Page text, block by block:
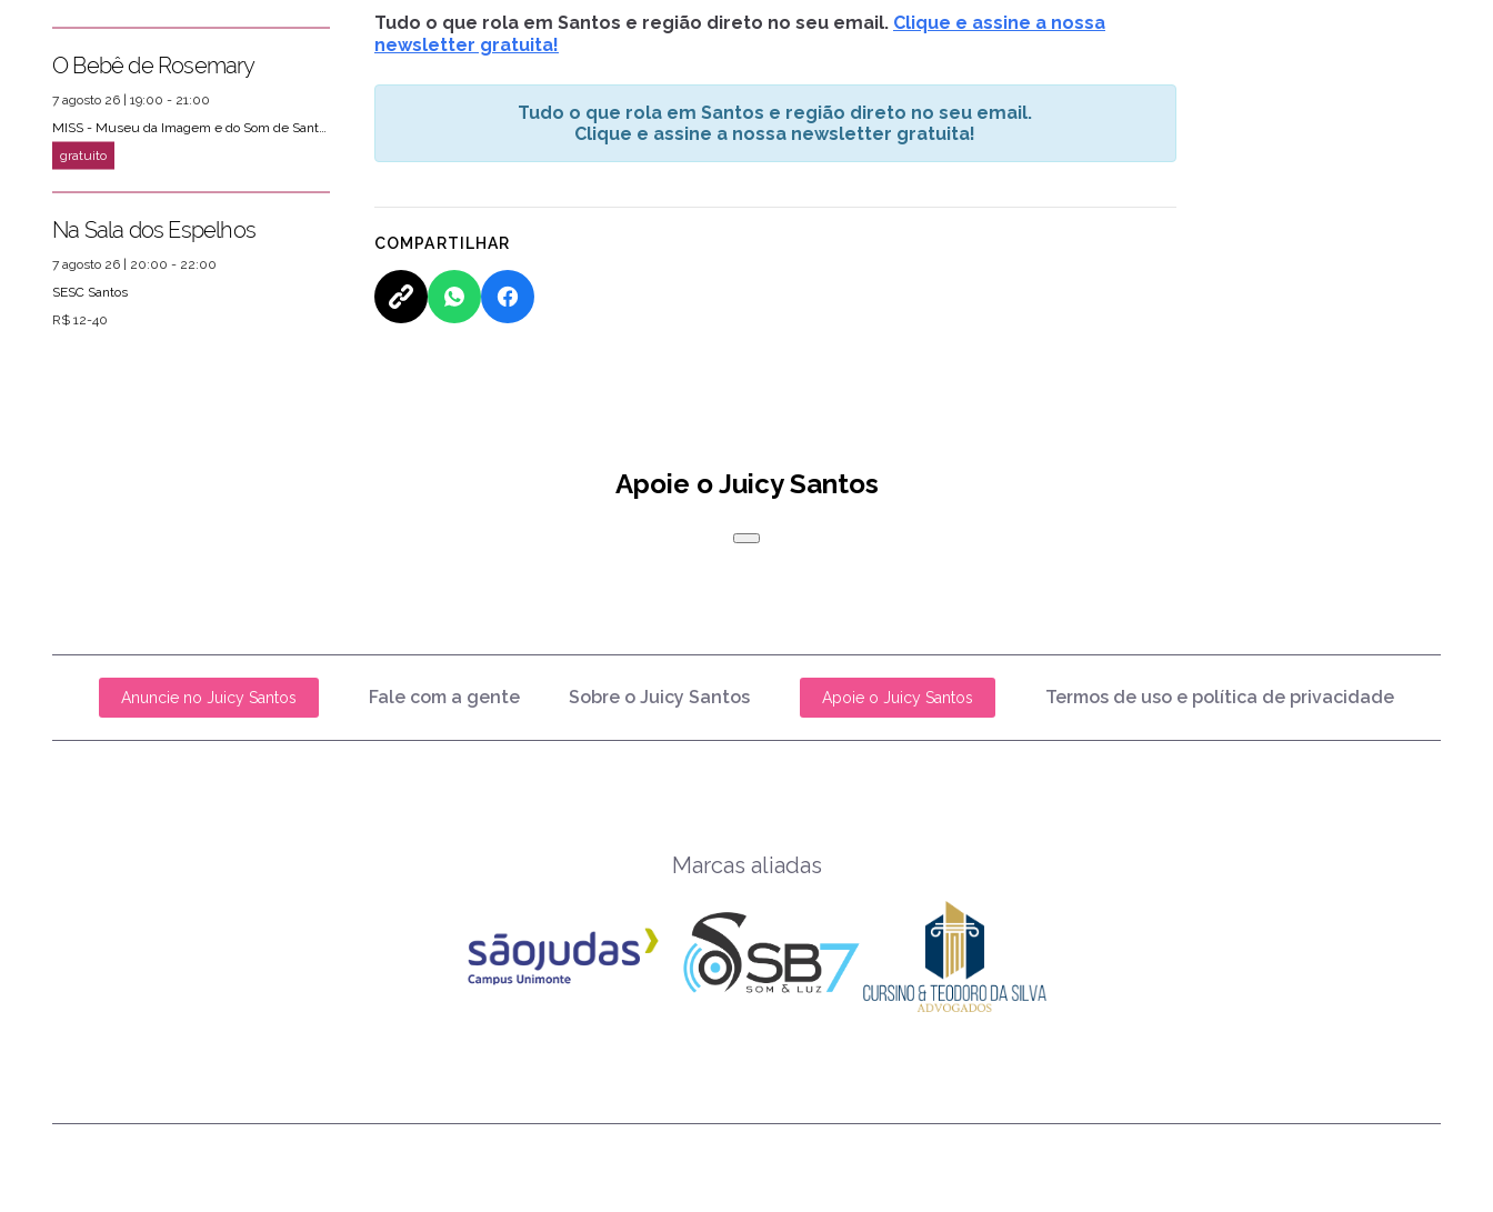
Tudo o que rola em Santos e região direto no seu email. Clique e assine a nossa
newsletter gratuita!
Tudo o que rola em Santos e região direto no seu email.
Clique e assine a nossa newsletter gratuita!
COMPARTILHAR
O Bebê de Rosemary
7 agosto 26 | 19:00 - 21:00
Na Sala dos Espelhos
7 agosto 26 | 20:00 - 22:00
SESC Santos
R$ 12-40
Apoie o Juicy Santos
Anuncie no Juicy Santos Fale com a gente Sobre o Juicy Santos Apoie o Juicy Santos Termos de uso e política de privacidade
Marcas aliadas